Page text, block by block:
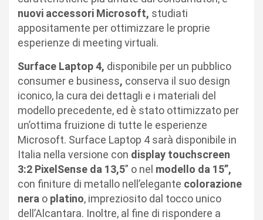
nuovi accessori Microsoft, studiati
appositamente per ottimizzare le proprie
esperienze di meeting virtuali.
Surface Laptop 4, disponibile per un pubblico
consumer e business, conserva il suo design
iconico, la cura dei dettagli e i materiali del
modello precedente, ed è stato ottimizzato per
un’ottima fruizione di tutte le esperienze
Microsoft. Surface Laptop 4 sarà disponibile in
Italia nella versione con display touchscreen
3:2 PixelSense da 13,5” o nel modello da 15”,
con finiture di metallo nell’elegante colorazione
nera o platino, impreziosito dal tocco unico
dell’Alcantara. Inoltre, al fine di rispondere a